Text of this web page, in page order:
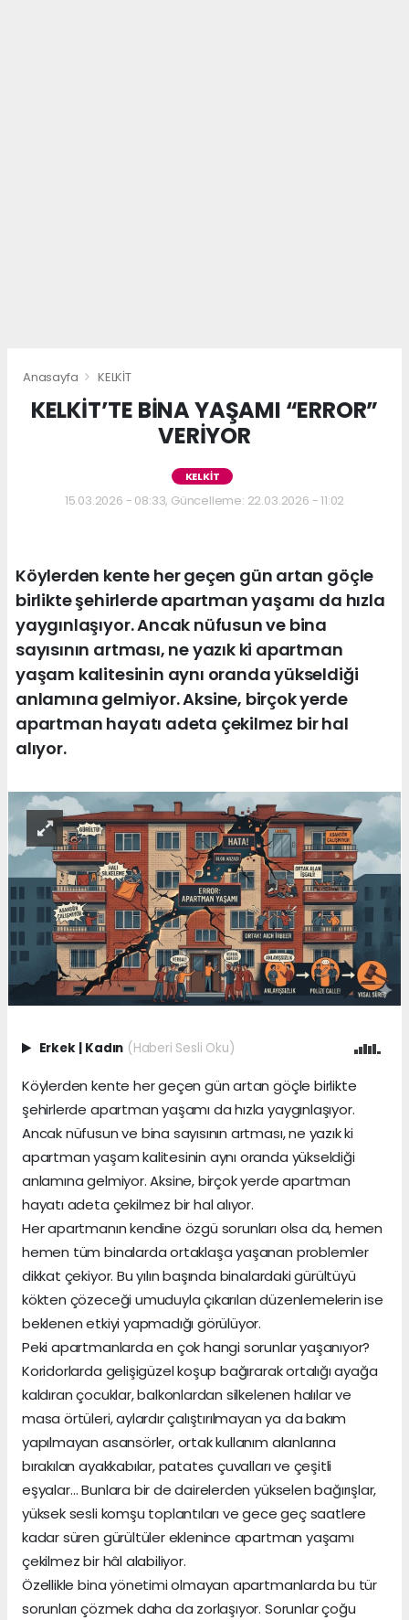
Anasayfa KELKİT
KELKİT’TE BİNA YAŞAMI “ERROR”
VERİYOR
KELKİT
15.03.2026 - 08:33, Güncelleme: 22.03.2026 - 11:02
Köylerden kente her geçen gün artan göçle
birlikte şehirlerde apartman yaşamı da hızla
yaygınlaşıyor. Ancak nüfusun ve bina
sayısının artması, ne yazık ki apartman
yaşam kalitesinin aynı oranda yükseldiği
anlamına gelmiyor. Aksine, birçok yerde
apartman hayatı adeta çekilmez bir hal
alıyor.
Erkek Kadın (Haberi Sesli Oku)
Köylerden kente her geçen gün artan göçle birlikte
şehirlerde apartman yaşamı da hızla yaygınlaşıyor.
Ancak nüfusun ve bina sayısının artması, ne yazık ki
apartman yaşam kalitesinin aynı oranda yükseldiği
anlamına gelmiyor. Aksine, birçok yerde apartman
hayatı adeta çekilmez bir hal alıyor.
Her apartmanın kendine özgü sorunları olsa da, hemen
hemen tüm binalarda ortaklaşa yaşanan problemler
dikkat çekiyor. Bu yılın başında binalardaki gürültüyü
kökten çözeceği umuduyla çıkarılan düzenlemelerin ise
beklenen etkiyi yapmadığı görülüyor.
Peki apartmanlarda en çok hangi sorunlar yaşanıyor?
Koridorlarda gelişigüzel koşup bağırarak ortalığı ayağa
kaldıran çocuklar, balkonlardan silkelenen halılar ve
masa örtüleri, aylardır çalıştırılmayan ya da bakım
yapılmayan asansörler, ortak kullanım alanlarına
bırakılan ayakkabılar, patates çuvalları ve çeşitli
eşyalar… Bunlara bir de dairelerden yükselen bağırışlar,
yüksek sesli komşu toplantıları ve gece geç saatlere
kadar süren gürültüler eklenince apartman yaşamı
çekilmez bir hâl alabiliyor.
Özellikle bina yönetimi olmayan apartmanlarda bu tür
sorunları çözmek daha da zorlaşıyor. Sorunlar çoğu